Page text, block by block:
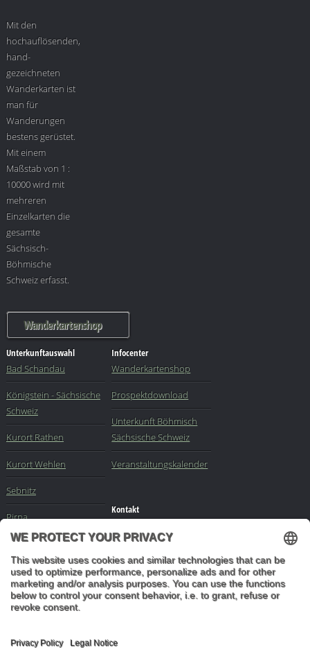
Mit den
hochauflösenden,
hand-
gezeichneten
Wanderkarten ist
man für
Wanderungen
bestens gerüstet.
Mit einem
Maßstab von 1 :
10000 wird mit
mehreren
Einzelkarten die
gesamte
Sächsisch-
Böhmische
Schweiz erfasst.
Wanderkartenshop
Unterkunftauswahl
Bad Schandau
Königstein - Sächsische
Schweiz
Kurort Rathen
Kurort Wehlen
Sebnitz
Pirna
Elbe- Sachsen-
Dresden
Infocenter
Wanderkartenshop
Prospektdownload
Unterkunft Böhmisch
Sächsische Schweiz
Veranstaltungskalender
Kontakt
Mail an die Redaktion
nachzudenken man